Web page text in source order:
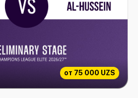
от 75 000 UZS